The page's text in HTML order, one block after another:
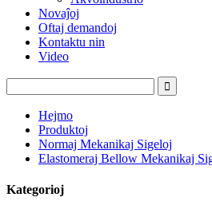
Novaĵoj
Oftaj demandoj
Kontaktu nin
Video
Hejmo
Produktoj
Normaj Mekanikaj Sigeloj
Elastomeraj Bellow Mekanikaj
Kategorioj